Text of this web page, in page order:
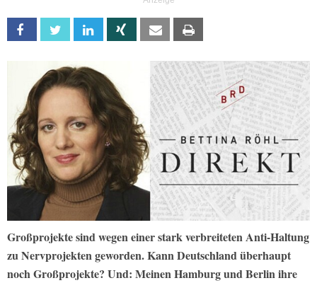
Facebook Twitter Linkedin Xing Email
Großprojekte sind wegen einer stark verbreiteten Anti-Haltung
zu Nervprojekten geworden. Kann Deutschland überhaupt
noch Großprojekte? Und: Meinen Hamburg und Berlin ihre